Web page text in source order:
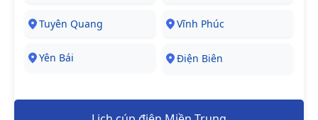
Tuyên Quang Vĩnh Phúc
Yên Bái Điện Biên